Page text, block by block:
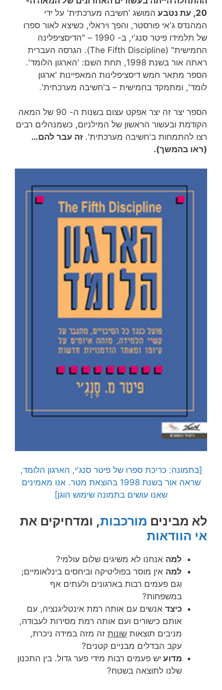
20, עת נטבע
המושג 'חשיבה מערכתית' על ידי
המהנדס ג'אי פורסטר, והפך ויראלי, כשיצא לאור ספרו
של תלמידו פיטר סנג'י, ב- 1990 – "הדיסציפלינה
החמישית" (The Fifth Discipline). הגרסה העברית
ראתה אור בשנת 1998, תחת השם: 'הארגון הלומד'.
הספר מתאר חמש דיסציפלינות המאפיינות 'ארגון
לומד', ומתמקד בחמישית – ב'חשיבה מערכתית'.
הספר יצר זה יצר אפקט עצום בשנות ה- 90 של המאה
הקודמת ובעשור הראשון של המילניום, כשמנהלים רבים
רצו להתמחות ב'חשיבה מערכתית'. זה עבר להם…
(ראו בהמשך).
[בתמונה: כריכת ספרו של פיטר סנג'י, הארגון הלומד,
שראה אור בשנת 1998 בהוצאת מטר. אנו מאמינים
שאנו עושים בתמונה שימוש הוגן]
לא מבינים מורכבות, ומדחיקים את
אי הוודאות
למה אנחנו לא משיגים שלום עולמי?
למה אין מוסר בפוליטיקה וביחסים בינלאומיים;
וגם פעמים רבות בארגונים ולעתים אף
במשפחות?
כיצד אנשים עם אותה רמת אינטליגנציה, עם
אותם כישורים ועם אותה רמת מסירות לעבודה,
מניבים תוצאות שונות זה מזה במידה ניכרת,
עקב הבדלים מבניים קטנים?
מדוע יש פעמים רבות מידי פער גדול. בין התכנון
שלנו לתוצאה בשטח?